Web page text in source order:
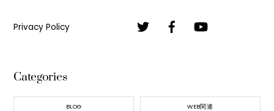
Privacy Policy
Categories
BLOG WEB関連